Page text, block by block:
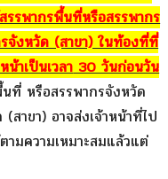
รรพากรพื้นที่หรือสรรพากร
จังหวัด (สาขา) ในท้องที่ที่
าเป็นเวลา30 วันก่อนวัน
ที่ หรือสรรพากรจังหวัด
สาขา) อาจส่งเจ้าหน้าที่ไป
ามความเหมาะสมแล้วแต่